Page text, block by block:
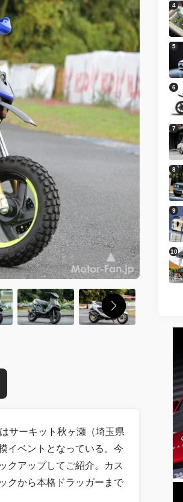
サーキット秋ヶ瀬（埼玉県
イベントとなっている。今
クアップしてご紹介。カス
クから本格ドラッガーまで